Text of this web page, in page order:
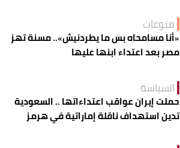
منوعات
«أنا مسامحاه بس ما يطردنيش».. مسنة تهز
مصر بعد اعتداء ابنها عليها
السياسة
حملت إيران عواقب اعتداءاتها .. السعودية
تدين استهداف ناقلة إماراتية في هرمز